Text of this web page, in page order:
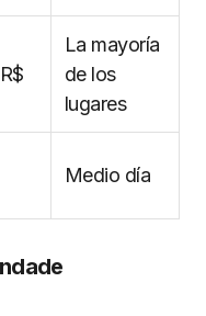
La mayoría
de los
lugares
Medio día